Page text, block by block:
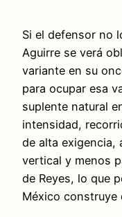
Si el defensor no
Aguirre se verá
variante en su
para ocupar esa
suplente natural
intensidad,
de alta exigencia,
vertical y menos
de Reyes, lo que
México construye